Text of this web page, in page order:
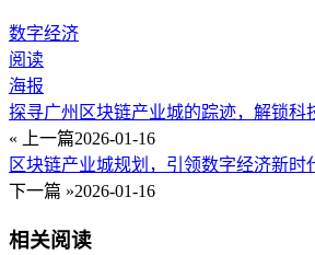
数字经济
阅读
海报
探寻广州区块链产业城的踪迹，解锁科
« 上一篇2026-01-16
区块链产业城规划，引领数字经济新时
下一篇 »2026-01-16
相关阅读